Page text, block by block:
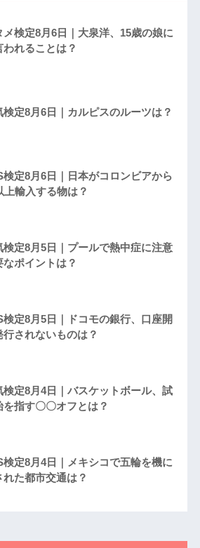
メ検定8月6日｜大泉洋、15歳の娘に
われることは？
検定8月6日｜カルピスのルーツは？
検定8月6日｜日本がコロンビアから
上輸入する物は？
検定8月5日｜プールで熱中症に注意
なポイントは？
検定8月5日｜ドコモの銀行、口座開
行されないものは？
検定8月4日｜バスケットボール、試
を指す〇〇オフとは？
検定8月4日｜メキシコで五輪を機に
れた都市交通は？